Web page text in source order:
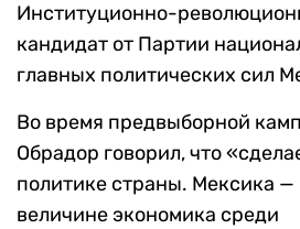
Институционно-
кандидат от Партии
главных политических сил
Во время предвыборной
Обрадор говорил, что
политике страны. Мексика —
величине экономика среди